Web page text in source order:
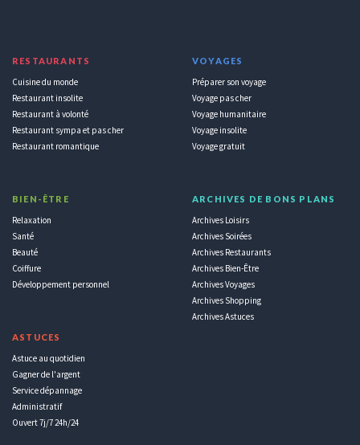
RESTAURANTS
Cuisine du monde
Restaurant insolite
Restaurant à volonté
Restaurant sympa et pas cher
Restaurant romantique
BIEN-ÊTRE
Relaxation
Santé
Beauté
Coiffure
Développement personnel
ASTUCES
Astuce au quotidien
Gagner de l'argent
Service dépannage
Administratif
Ouvert 7j/7 24h/24
VOYAGES
Préparer son voyage
Voyage pas cher
Voyage humanitaire
Voyage insolite
Voyage gratuit
ARCHIVES DE BONS PLANS
Archives Loisirs
Archives Soirées
Archives Restaurants
Archives Bien-Être
Archives Voyages
Archives Shopping
Archives Astuces